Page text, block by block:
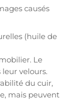
causés
(huile de
Le
velours.
du cuir,
mais peuvent